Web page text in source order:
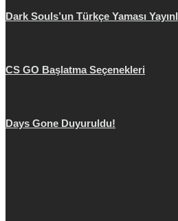
Dark Souls’un Türkçe Yaması
CS GO Başlatma Seçenekleri
Days Gone Duyuruldu!